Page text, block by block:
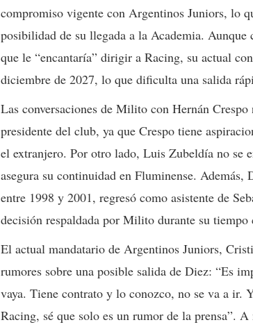
compromiso vigente con Argentinos Juniors, lo
posibilidad de su llegada a la Academia. Aunque
que le “encantaría” dirigir a Racing, su actual
diciembre de 2027, lo que dificulta una salida
Las conversaciones de Milito con Hernán
presidente del club, ya que Crespo tiene
el extranjero. Por otro lado, Luis Zubeldía no se
asegura su continuidad en Fluminense. Además,
entre 1998 y 2001, regresó como asistente de
decisión respaldada por Milito durante su tiempo
El actual mandatario de Argentinos Juniors,
rumores sobre una posible salida de Diez: “Es
vaya. Tiene contrato y lo conozco, no se va a ir.
Racing, sé que solo es un rumor de la prensa”.